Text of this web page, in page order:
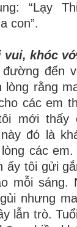
“Lạy
con”.
vui, khóc
đến
lòng rằng
các em
mới thấy
đó là
các
ấy tôi gửi
mỗi sáng.
nhưng
lẫn trò.